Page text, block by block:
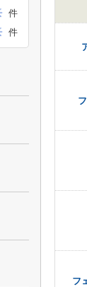
フ
件
件